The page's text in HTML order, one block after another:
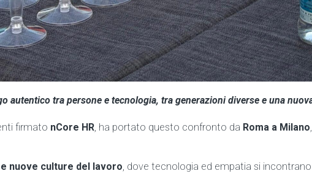
autentico tra persone e tecnologia, tra generazioni diverse e una
firmato nCore HR, ha portato questo confronto da Roma a Milano
nuove culture del lavoro, dove tecnologia ed empatia si